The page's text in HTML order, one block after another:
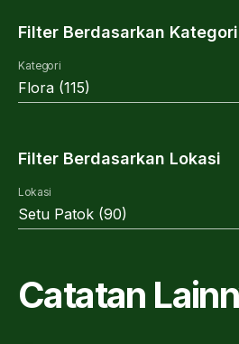
Filter Berdasarkan Kategori
Kategori
Flora (115)
Filter Berdasarkan Lokasi
Lokasi
Setu Patok (90)
Catatan